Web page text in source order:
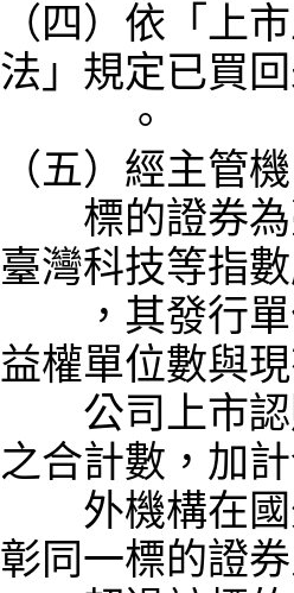
（四）依「上
法」規定已買
。
（五）經主管
標的證券為
臺灣科技等指
，其發行單
益權單位數與
公司上市認
之合計數，加
外機構在國
彰同一標的證